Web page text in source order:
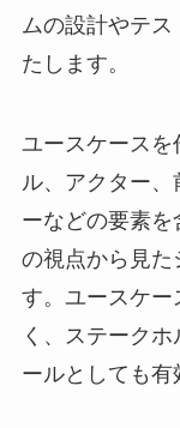
ムの設計やテ
たします。
ユースケースを
ル、アクター、
ーなどの要素
の視点から見た
す。ユースケー
く、ステーク
ールとしても有